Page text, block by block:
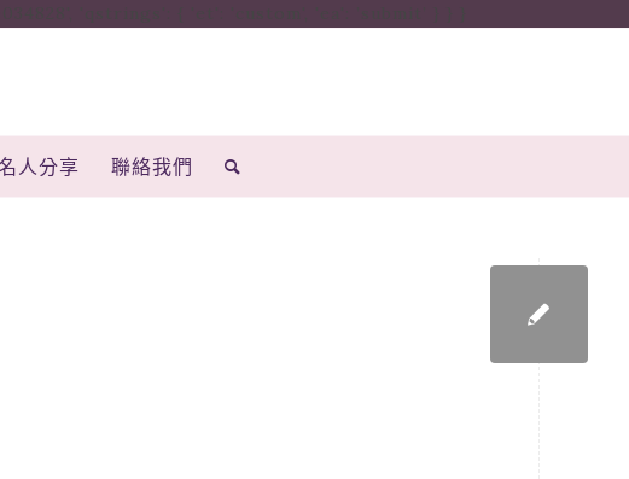
人分享 聯絡我們